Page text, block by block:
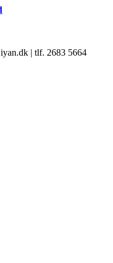
| tlf. 2683 5664